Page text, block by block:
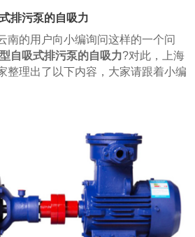
污泵的自吸力
的用户向小编询问这样的一个问
自吸式排污泵的自吸力?对此，上海
整理出了以下内容，大家请跟着小编